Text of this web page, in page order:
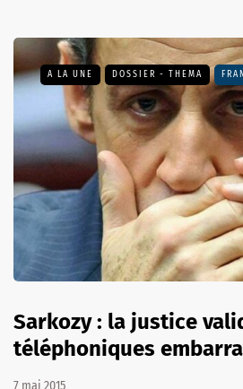
A LA UNE DOSSIER - THEMA
Sarkozy : la justice
téléphoniques
7 mai 2015